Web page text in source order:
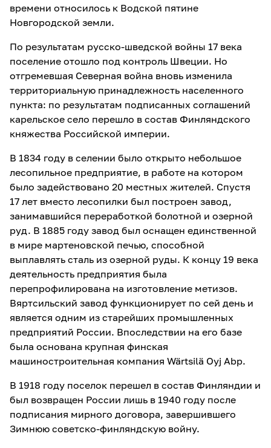
времени относилось к Водской пятине
Новгородской земли.
По результатам русско-шведской войны 17 века
поселение отошло под контроль Швеции. Но
отгремевшая Северная война вновь изменила
территориальную принадлежность населенного
пункта: по результатам подписанных соглашений
карельское село перешло в состав Финляндского
княжества Российской империи.
В 1834 году в селении было открыто небольшое
лесопильное предприятие, в работе на котором
было задействовано 20 местных жителей. Спустя
17 лет вместо лесопилки был построен завод,
занимавшийся переработкой болотной и озерной
руд. В 1885 году завод был оснащен единственной
в мире мартеновской печью, способной
выплавлять сталь из озерной руды. К концу 19 века
деятельность предприятия была
перепрофилирована на изготовление метизов.
Вяртсильский завод функционирует по сей день и
является одним из старейших промышленных
предприятий России. Впоследствии на его базе
была основана крупная финская
машиностроительная компания Wärtsilä Oyj Abp.
В 1918 году поселок перешел в состав Финляндии и
был возвращен России лишь в 1940 году после
подписания мирного договора, завершившего
Зимнюю советско-финляндскую войну.